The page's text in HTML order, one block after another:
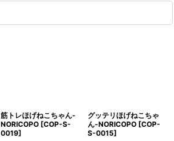
筋トレほげねこちゃん-
NORICOPO [COP-S-
0019]
グッテリほげねこちゃ
ん-NORICOPO [COP-
S-0015]